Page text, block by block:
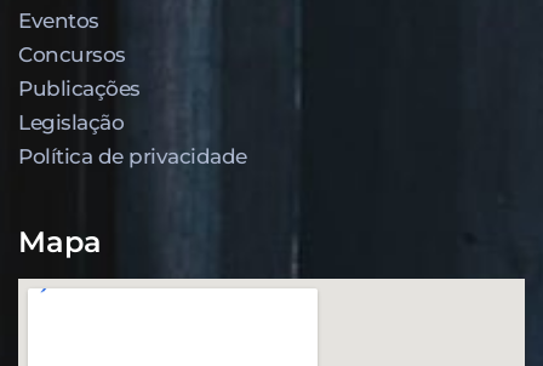
Eventos
Concursos
Publicações
Legislação
Política de privacidade
Mapa